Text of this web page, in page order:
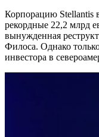
Корпорацию Stellantis
рекордные 22,2 млрд
вынужденная
Филоса. Однако
инвестора в